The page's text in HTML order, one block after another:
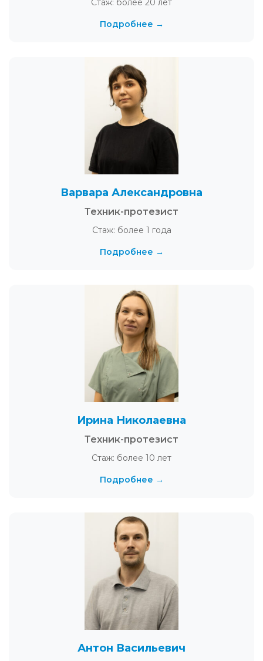
Стаж: более 20 лет
Подробнее →
Варвара Александровна
Техник-протезист
Стаж: более 1 года
Подробнее →
Ирина Николаевна
Техник-протезист
Стаж: более 10 лет
Подробнее →
Антон Васильевич